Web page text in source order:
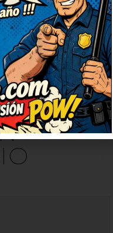
qué risas.